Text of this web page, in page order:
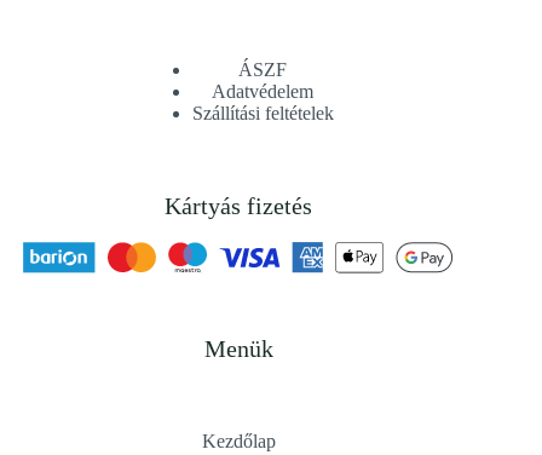
ÁSZF
Adatvédelem
Szállítási feltételek
Kártyás fizetés
Menük
Kezdőlap